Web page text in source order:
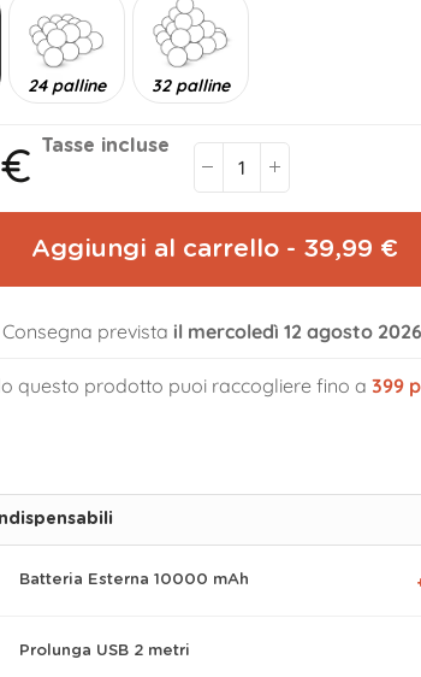
24 palline 32 palline
Tasse incluse
Aggiungi al carrello - 39,99 €
Consegna prevista il mercoledì 12 agosto 2026
questo prodotto puoi raccogliere fino a399
Batteria Esterna 10000 mAh
Prolunga USB 2 metri